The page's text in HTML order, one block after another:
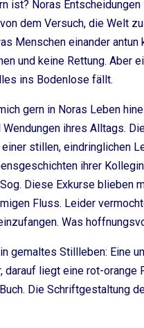
ist? Noras
dem Versuch, die Welt
Menschen einander
und keine Rettung. Aber
ins Bodenlose fällt.
gern in Noras Leben
ihres Alltags.
stillen, eindringlichen
ihrer
Diese Exkurse blieben
Fluss. Leider
Was
gemaltes Stillleben: Eine
darauf liegt eine rot-
Die Schriftgestaltung